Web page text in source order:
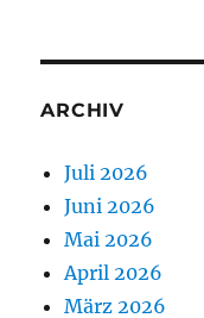
ARCHIV
Juli 2026
Juni 2026
Mai 2026
April 2026
März 2026